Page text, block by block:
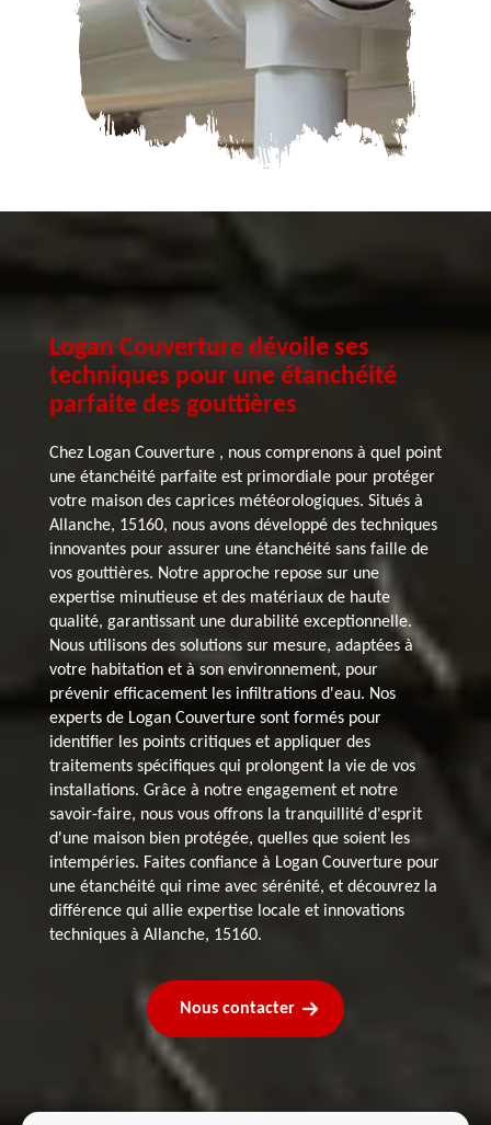
Logan Couverture dévoile ses
techniques pour une étanchéité
parfaite des gouttières
Chez Logan Couverture , nous comprenons à quel point
une étanchéité parfaite est primordiale pour protéger
votre maison des caprices météorologiques. Situés à
Allanche, 15160, nous avons développé des techniques
innovantes pour assurer une étanchéité sans faille de
vos gouttières. Notre approche repose sur une
expertise minutieuse et des matériaux de haute
qualité, garantissant une durabilité exceptionnelle.
Nous utilisons des solutions sur mesure, adaptées à
votre habitation et à son environnement, pour
prévenir efficacement les infiltrations d'eau. Nos
experts de Logan Couverture sont formés pour
identifier les points critiques et appliquer des
traitements spécifiques qui prolongent la vie de vos
installations. Grâce à notre engagement et notre
savoir-faire, nous vous offrons la tranquillité d'esprit
d'une maison bien protégée, quelles que soient les
intempéries. Faites confiance à Logan Couverture pour
une étanchéité qui rime avec sérénité, et découvrez la
différence qui allie expertise locale et innovations
techniques à Allanche, 15160.
Nous contacter